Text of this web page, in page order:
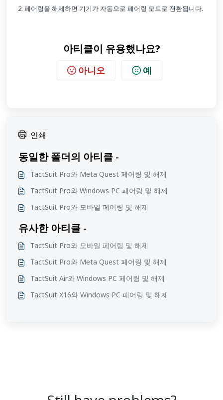
페어링을 해제하면 기기가 자동으로 페어링 모드로 전환됩니다.
아티클이 유용했나요?
아니오 예
인쇄
동일한 폴더의 아티클 -
TactSuit Pro와 Meta Quest 페어링 및 해제
TactSuit Pro와 Windows PC 페어링 및 해제
TactSuit Pro와 모바일 페어링 및 해제
유사한 아티클 -
TactSuit Pro와 모바일 페어링 및 해제
TactSuit Pro와 Meta Quest 페어링 및 해제
TactSuit Air와 Windows PC 페어링 및 해제
TactSuit X16와 Windows PC 페어링 및 해제